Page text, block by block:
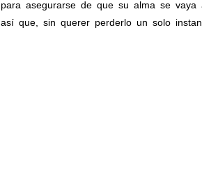
para asegurarse de que su alma se
así que, sin querer perderlo un solo